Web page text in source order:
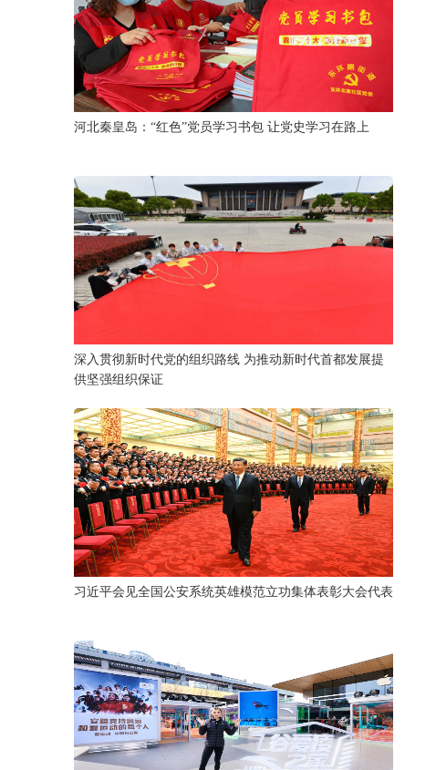
河北秦皇岛：“红色”党员学习书包 让党史学习在路上
深入贯彻新时代党的组织路线 为推动新时代首都发展提
供坚强组织保证
习近平会见全国公安系统英雄模范立功集体表彰大会代表